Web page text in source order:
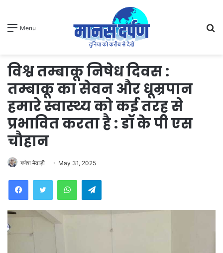
Menu
विश्व तम्बाकू निषेध दिवस :
तम्बाकू का सेवन और धूम्रपान
हमारे स्वास्थ्य को कई तरह से
प्रभावित करता है : डॉ के पी एस
चौहान
गणेश मेवाड़ी May 31, 2025
WhatsAppTelegram